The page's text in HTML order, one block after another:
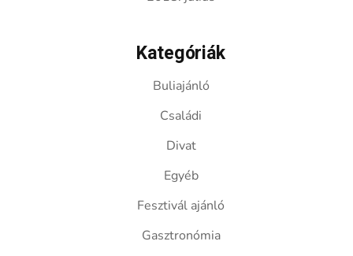
Kategóriák
Buliajánló
Családi
Divat
Egyéb
Fesztivál ajánló
Gasztronómia